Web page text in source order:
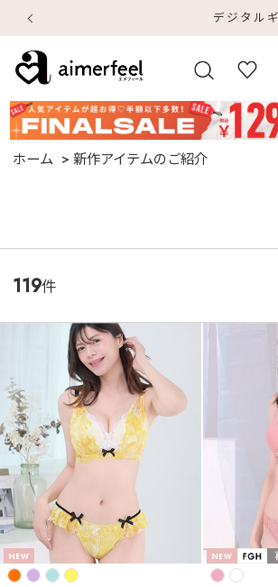
デジタルギフトサービス
ホーム 新作アイテムのご紹介
119件